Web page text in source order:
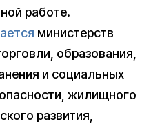
работе.
министерств
образования,
и социальных
жилищного
развития,